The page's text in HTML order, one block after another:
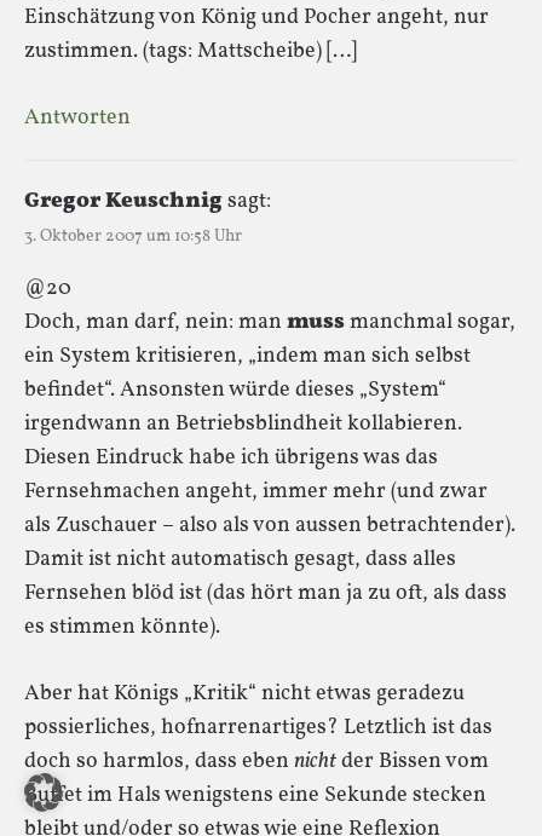
Einschätzung von König und Pocher angeht, nur
zustimmen. (tags: Mattscheibe) […]
Antworten
Gregor Keuschnigsagt:
3. Oktober 2007 um 10:58 Uhr
@20
Doch, man darf, nein: man mussmanchmal sogar,
ein System kritisieren, „indem man sich selbst
befindet“. Ansonsten würde dieses „System“
irgendwann an Betriebsblindheit kollabieren.
Diesen Eindruck habe ich übrigens was das
Fernsehmachen angeht, immer mehr (und zwar
als Zuschauer – also als von aussen betrachtender).
Damit ist nicht automatisch gesagt, dass alles
Fernsehen blöd ist (das hört man ja zu oft, als dass
es stimmen könnte).
Aber hat Königs „Kritik“ nicht etwas geradezu
possierliches, hofnarrenartiges? Letztlich ist das
doch so harmlos, dass eben nichtder Bissen vom
Buffet im Hals wenigstens eine Sekunde stecken
bleibt und/oder so etwas wie eine Reflexion